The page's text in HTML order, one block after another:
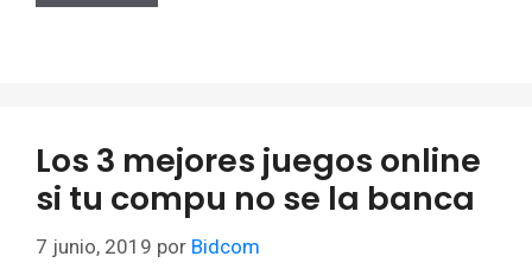
Los 3 mejores juegos online
si tu compu no se la banca
7 junio, 2019 por Bidcom